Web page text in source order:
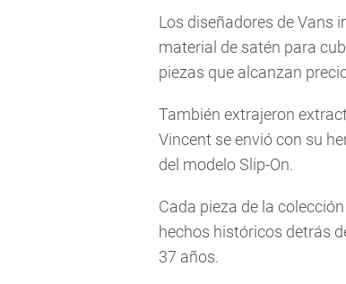
Los diseñadores de Vans
material de satén para
piezas que alcanzan
También extrajeron
Vincent se envió con su
del modelo Slip-On.
Cada pieza de la
hechos históricos detrás
37 años.